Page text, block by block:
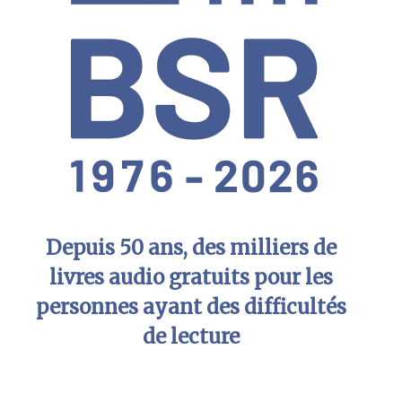
Depuis 50 ans, des milliers de
livres audio gratuits pour les
personnes ayant des difficultés
de lecture